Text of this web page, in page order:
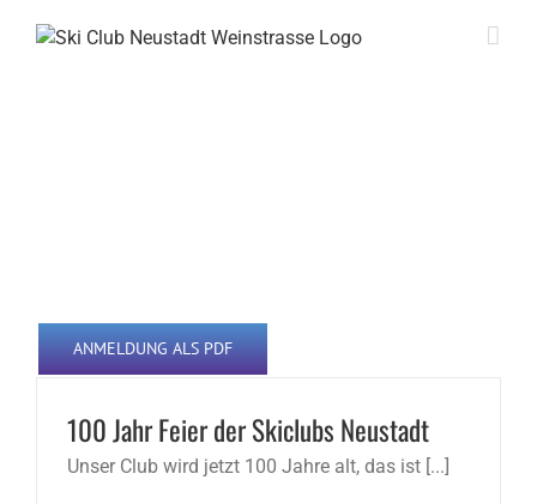
ANMELDUNG ALS PDF
100 Jahr Feier der Skiclubs Neustadt
Unser Club wird jetzt 100 Jahre alt, das ist [...]